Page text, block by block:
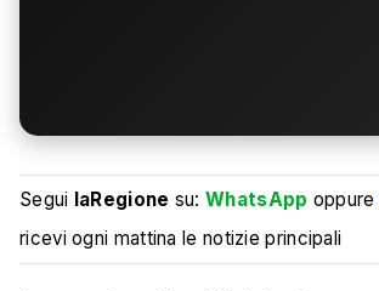
Segui laRegione su:WhatsApp oppure
ricevi ogni mattina le notizie principali